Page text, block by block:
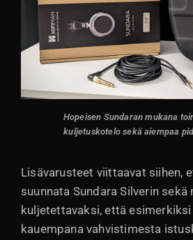
Hopeisen Sundaran mukana
kuljetuskotelo sekä aiempaa
Lisävarusteet viittaavat siihen,
suunnata Sundara Silverin sekä
kuljetettavaksi, että
kauempana vahvistimesta